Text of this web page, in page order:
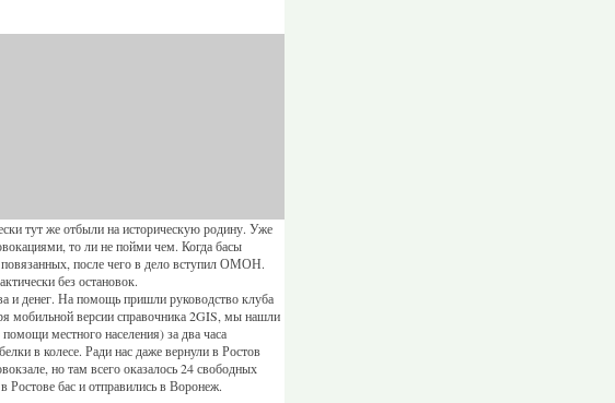
тут же отбыли на историческую родину. Уже
то ли не пойми чем. Когда басы
после чего в дело вступил ОМОН.
без остановок.
и денег. На помощь пришли руководство клуба
мобильной версии справочника 2GIS, мы нашли
местного населения) за два часа
в колесе. Ради нас даже вернули в Ростов
но там всего оказалось 24 свободных
Ростове бас и отправились в Воронеж.